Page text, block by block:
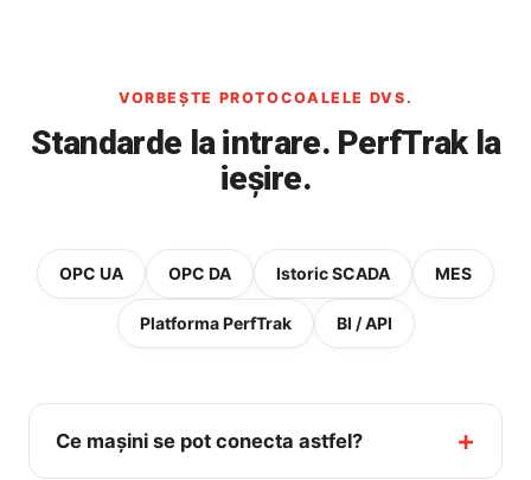
VORBEȘTE PROTOCOALELE DVS.
Standarde la intrare. PerfTrak la
ieșire.
OPC UA OPC DA Istoric SCADA MES
Platforma PerfTrak BI / API
Ce mașini se pot conecta astfel?